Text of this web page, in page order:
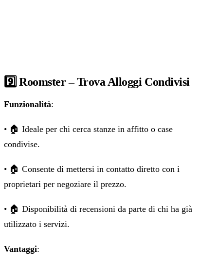
9️⃣ Roomster – Trova Alloggi Condivisi
Funzionalità:
• 🏠 Ideale per chi cerca stanze in affitto o case
condivise.
• 🏠 Consente di mettersi in contatto diretto con i
proprietari per negoziare il prezzo.
• 🏠 Disponibilità di recensioni da parte di chi ha già
utilizzato i servizi.
Vantaggi: